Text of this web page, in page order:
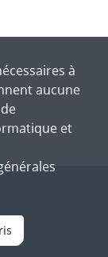
à
aucune
et